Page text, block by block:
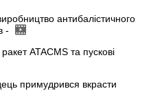
антибалістичного
-
ATACMS та пускові
примудрився вкрасти